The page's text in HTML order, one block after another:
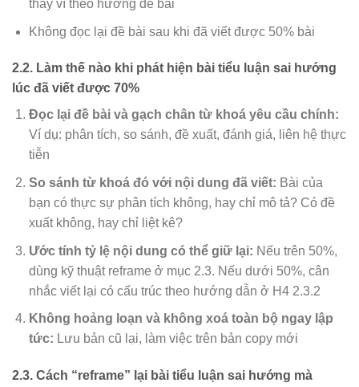
thay vì theo hướng đề bài
Không đọc lại đề bài sau khi đã viết được 50% bài
2.2. Làm thế nào khi phát hiện bài tiểu luận sai hướng
lúc đã viết được 70%
Đọc lại đề bài và gạch chân từ khoá yêu cầu chính:
Ví dụ: phân tích, so sánh, đề xuất, đánh giá, liên hệ thực
tiễn
So sánh từ khoá đó với nội dung đã viết: Bài của
bạn có thực sự phân tích không, hay chỉ mô tả? Có đề
xuất không, hay chỉ liệt kê?
Ước tính tỷ lệ nội dung có thể giữ lại: Nếu trên 50%,
dùng kỹ thuật reframe ở mục 2.3. Nếu dưới 50%, cân
nhắc viết lại có cấu trúc theo hướng dẫn ở H4 2.3.2
Không hoảng loạn và không xoá toàn bộ ngay lập
tức: Lưu bản cũ lại, làm việc trên bản copy mới
2.3. Cách “reframe” lại bài tiểu luận sai hướng mà